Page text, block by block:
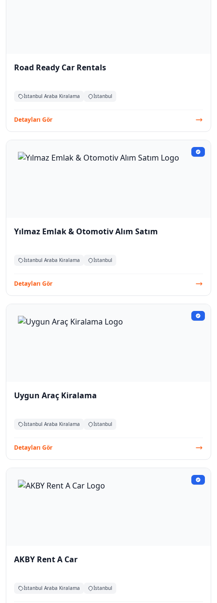
Road Ready Car Rentals
İstanbul Araba Kiralama İstanbul
Detayları Gör
Yılmaz Emlak & Otomotiv Alım Satım
İstanbul Araba Kiralama İstanbul
Detayları Gör
Uygun Araç Kiralama
İstanbul Araba Kiralama İstanbul
Detayları Gör
AKBY Rent A Car
İstanbul Araba Kiralama İstanbul